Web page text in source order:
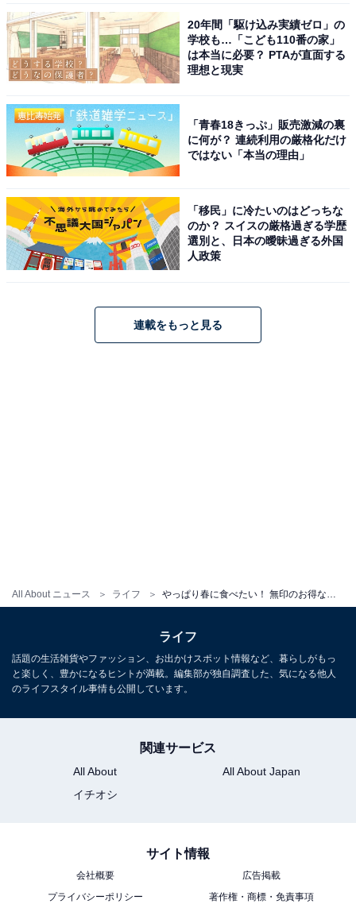
All About ニュース ライフ
さくっとした食感です。値段が190円（税込）でちょっ
と高い印象ですが、サクサク感や上品さを考えると納
3. いちごクリームサンド
20年間「駆け込み実績ゼロ」の
学校も…「こども110番の家」
は本当に必要？ PTAが直面する
理想と現実
「青春18きっぷ」販売激減の裏
に何が？ 連続利用の厳格化だけ
ではない「本当の理由」
「移民」に冷たいのはどっちな
のか？ スイスの厳格過ぎる学歴
選別と、日本の曖昧過ぎる外国
人政策
連載をもっと見る
ライフ
話題の生活雑貨やファッション、お出かけスポット情報など、暮らしがもっ
と楽しく、豊かになるヒントが満載。編集部が独自調査した、気になる他人
のライフスタイル事情も公開しています。
関連サービス
All About
All About Japan
イチオシ
サイト情報
会社概要
広告掲載
プライバシーポリシー
著作権・商標・免責事項